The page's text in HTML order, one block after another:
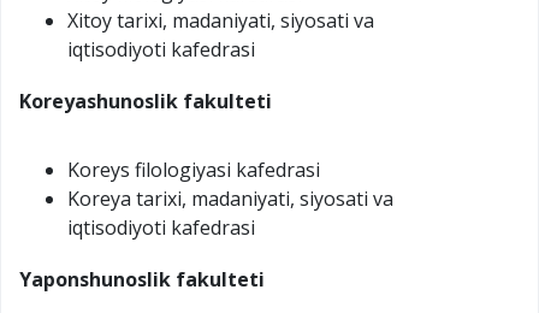
Xitoy tarixi, madaniyati, siyosati va
iqtisodiyoti kafedrasi
Koreyashunoslik fakulteti
Koreys filologiyasi kafedrasi
Koreya tarixi, madaniyati, siyosati va
iqtisodiyoti kafedrasi
Yaponshunoslik fakulteti